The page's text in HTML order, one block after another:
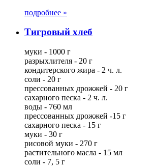
подробнее »
Тигровый хлеб
муки - 1000 г
разрыхлителя - 20 г
кондитерского жира - 2 ч. л.
соли - 20 г
прессованных дрожжей - 20 г
сахарного песка - 2 ч. л.
воды - 760 мл
прессованных дрожжей -15 г
сахарного песка - 15 г
муки - 30 г
рисовой муки - 270 г
растительного масла - 15 мл
соли - 7, 5 г